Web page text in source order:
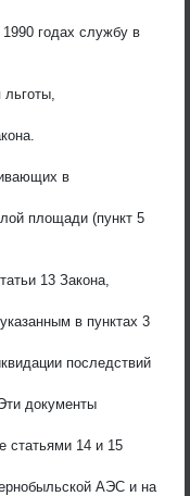
годах службу в
в
площади (пункт 5
13 Закона,
в пунктах 3
последствий
документы
статьями 14 и 15
АЭС и на